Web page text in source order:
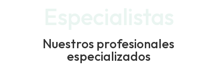
Nuestros profesionales
especializados